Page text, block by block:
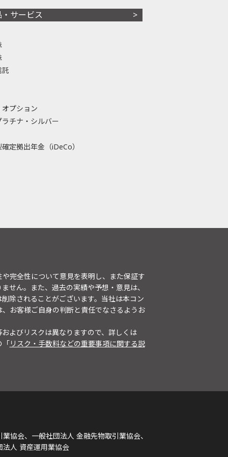
・サービス
託
プション
ラチナ・シルバー
定拠出年金（iDeCo）
完全性について意見を表明し、また保証す
せん。また、過去の実績や予想・意見は、
除されることがございます。当社は本コン
お客様ご自身の判断と責任でなさるようお
よびリスクは異なりますので、詳しくは
「リスク・手数料などの重要事項に関する説
協会、一般社団法人 金融先物取引業協会、
人 資産運用業協会